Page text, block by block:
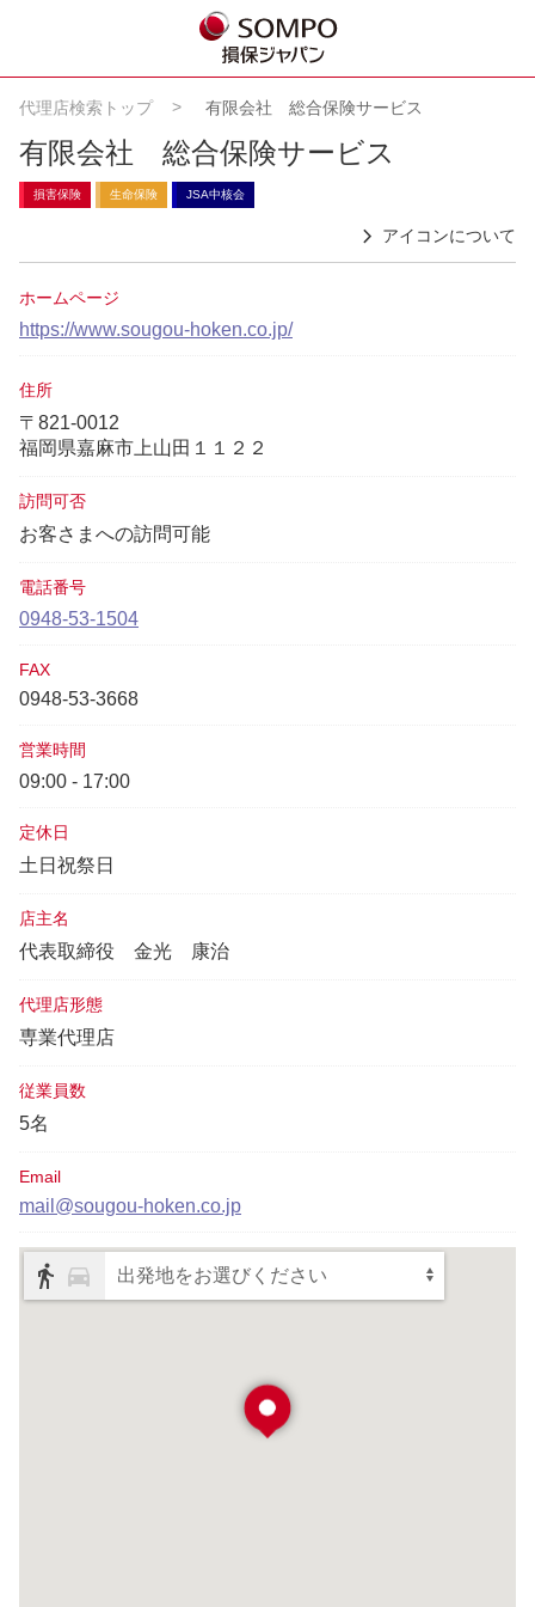
代理店検索トップ 有限会社 総合保険サービス
有限会社 総合保険サービス
損害保険 生命保険 JSA中核会
アイコンについて
ホームページ
https://www.sougou-hoken.co.jp/
住所
〒821-0012
福岡県嘉麻市上山田１１２２
訪問可否
お客さまへの訪問可能
電話番号
0948-53-1504
FAX
0948-53-3668
営業時間
09:00 - 17:00
定休日
土日祝祭日
店主名
代表取締役 金光 康治
代理店形態
専業代理店
従業員数
5名
Email
mail@sougou-hoken.co.jp
出発地をお選びください